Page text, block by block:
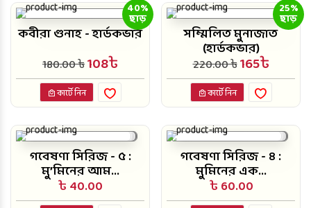
40%
ছাড়
কবীরা গুনাহ - হার্ডকভার
180.00 ৳108৳
কার্টে নিন
25%
ছাড়
সম্মিলিত মুনাজাত
(হার্ডকভার)
220.00 ৳165৳
কার্টে নিন
গবেষণা সিরিজ - ৫ :
মু’মিনের আম...
৳ 40.00
গবেষণা সিরিজ - ৪ :
মুমিনের এক...
৳ 60.00